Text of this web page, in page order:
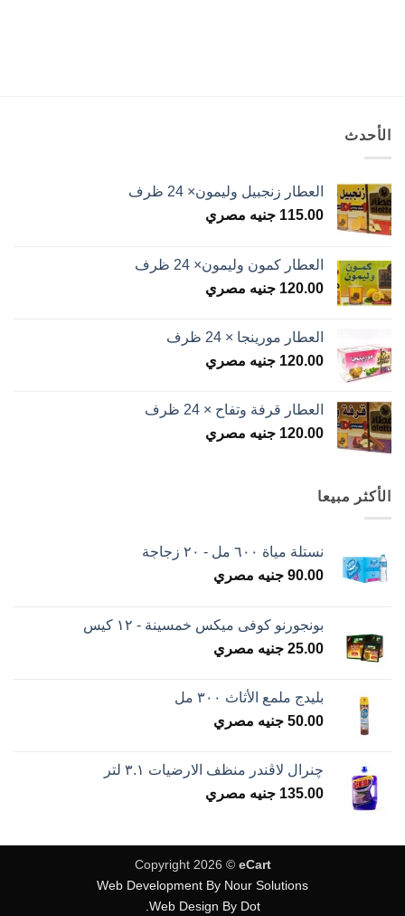
الأحدث
العطار زنجبيل وليمون× 24 ظرف
115.00 جنيه مصري
العطار كمون وليمون× 24 ظرف
120.00 جنيه مصري
العطار مورينجا × 24 ظرف
120.00 جنيه مصري
العطار قرفة وتفاح × 24 ظرف
120.00 جنيه مصري
الأكثر مبيعا
نستلة مياة ٦٠٠ مل - ٢٠ زجاجة
90.00 جنيه مصري
بونجورنو كوفى ميكس خمسينة - ١٢ كيس
25.00 جنيه مصري
بليدج ملمع الأثاث ٣٠٠ مل
50.00 جنيه مصري
چنرال لاڤندر منظف الارضيات ٣.١ لتر
135.00 جنيه مصري
Copyright 2026 © eCart
Web Development By Nour Solutions
Web Design By Dot.